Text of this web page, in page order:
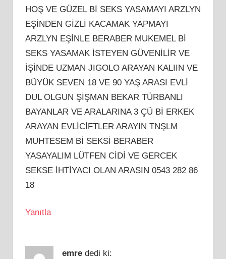
HOŞ VE GÜZEL Bİ SEKS YASAMAYI ARZLYN
EŞİNDEN GİZLİ KACAMAK YAPMAYI
ARZLYN EŞİNLE BERABER MUKEMEL Bİ
SEKS YASAMAK İSTEYEN GÜVENİLİR VE
İŞİNDE UZMAN JIGOLO ARAYAN KALIIN VE
BÜYÜK SEVEN 18 VE 90 YAŞ ARASI EVLİ
DUL OLGUN ŞİŞMAN BEKAR TÜRBANLI
BAYANLAR VE ARALARINA 3 ÇÜ Bİ ERKEK
ARAYAN EVLİCİFTLER ARAYIN TNŞLM
MUHTESEM Bİ SEKSİ BERABER
YASAYALIM LÜTFEN CİDİ VE GERCEK
SEKSE İHTİYACI OLAN ARASIN 0543 282 86
18
Yanıtla
emre dedi ki: